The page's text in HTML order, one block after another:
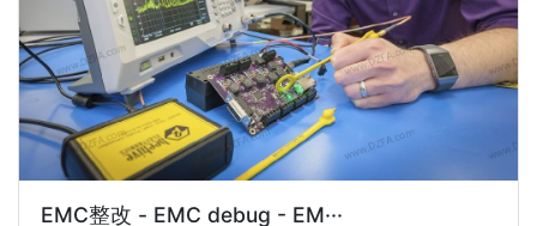
EMC整改 - EMC debug - EM···